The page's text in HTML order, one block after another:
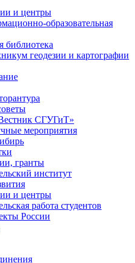
и центры
образовательная
библиотека
геодезии и картографии
СГУГиТ»
мероприятия
гранты
институт
и центры
работа студентов
России